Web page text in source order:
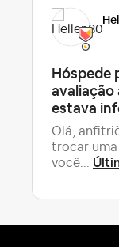
Hóspede
avaliação
estava
Olá,
trocar
você...